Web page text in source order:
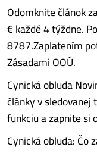
Odomknite článok
€ každé 4 týždne.
8787.Zaplatením
Zásadami OOÚ.
Cynická obluda
články v
funkciu a zapnite si
Cynická obluda: Čo